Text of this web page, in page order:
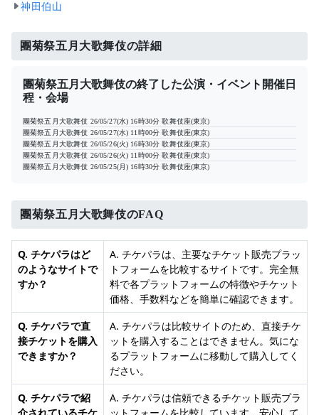
神田伯山
團菊祭五月大歌舞伎の詳細
團菊祭五月大歌舞伎の終了した公演・イベント開催日
程・会場
團菊祭五月大歌舞伎 26/05/27(水) 16時30分 歌舞伎座(東京)
團菊祭五月大歌舞伎 26/05/27(水) 11時00分 歌舞伎座(東京)
團菊祭五月大歌舞伎 26/05/26(火) 16時30分 歌舞伎座(東京)
團菊祭五月大歌舞伎 26/05/26(火) 11時00分 歌舞伎座(東京)
團菊祭五月大歌舞伎 26/05/25(月) 16時30分 歌舞伎座(東京)
團菊祭五月大歌舞伎のFAQ
Q. チケパラはど
のようなサイトで
すか？
A. チケパラは、主要なチケット販売プラッ
トフォームを比較するサイトです。完全無
料で各プラットフォームの特徴やチケット
価格、手数料などを簡単に確認できます。
Q. チケパラで直
接チケットを購入
できますか？
A. チケパラは比較サイトのため、直接チケ
ットを購入することはできません。気にな
るプラットフォームに移動して購入してく
ださい。
Q. チケパラで紹
A. チケパラは信頼できるチケット販売プラ